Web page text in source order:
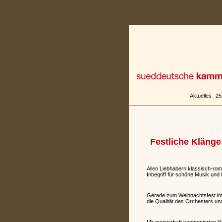
Aktuelles
Festliche
Allen Liebhabern klassisch-
Inbegriff für schöne Musik
Gerade zum Weihnachtsfest
die Qualität des Orchesters